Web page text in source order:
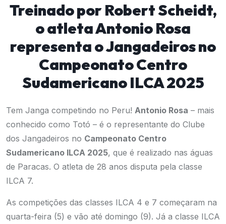
Treinado por Robert Scheidt,
o atleta Antonio Rosa
representa o Jangadeiros no
Campeonato Centro
Sudamericano ILCA 2025
Tem Janga competindo no Peru! Antonio Rosa – mais
conhecido como Totó – é o representante do Clube
dos Jangadeiros no Campeonato Centro
Sudamericano ILCA 2025, que é realizado nas águas
de Paracas. O atleta de 28 anos disputa pela classe
ILCA 7.
As competições das classes ILCA 4 e 7 começaram na
quarta-feira (5) e vão até domingo (9). Já a classe ILCA